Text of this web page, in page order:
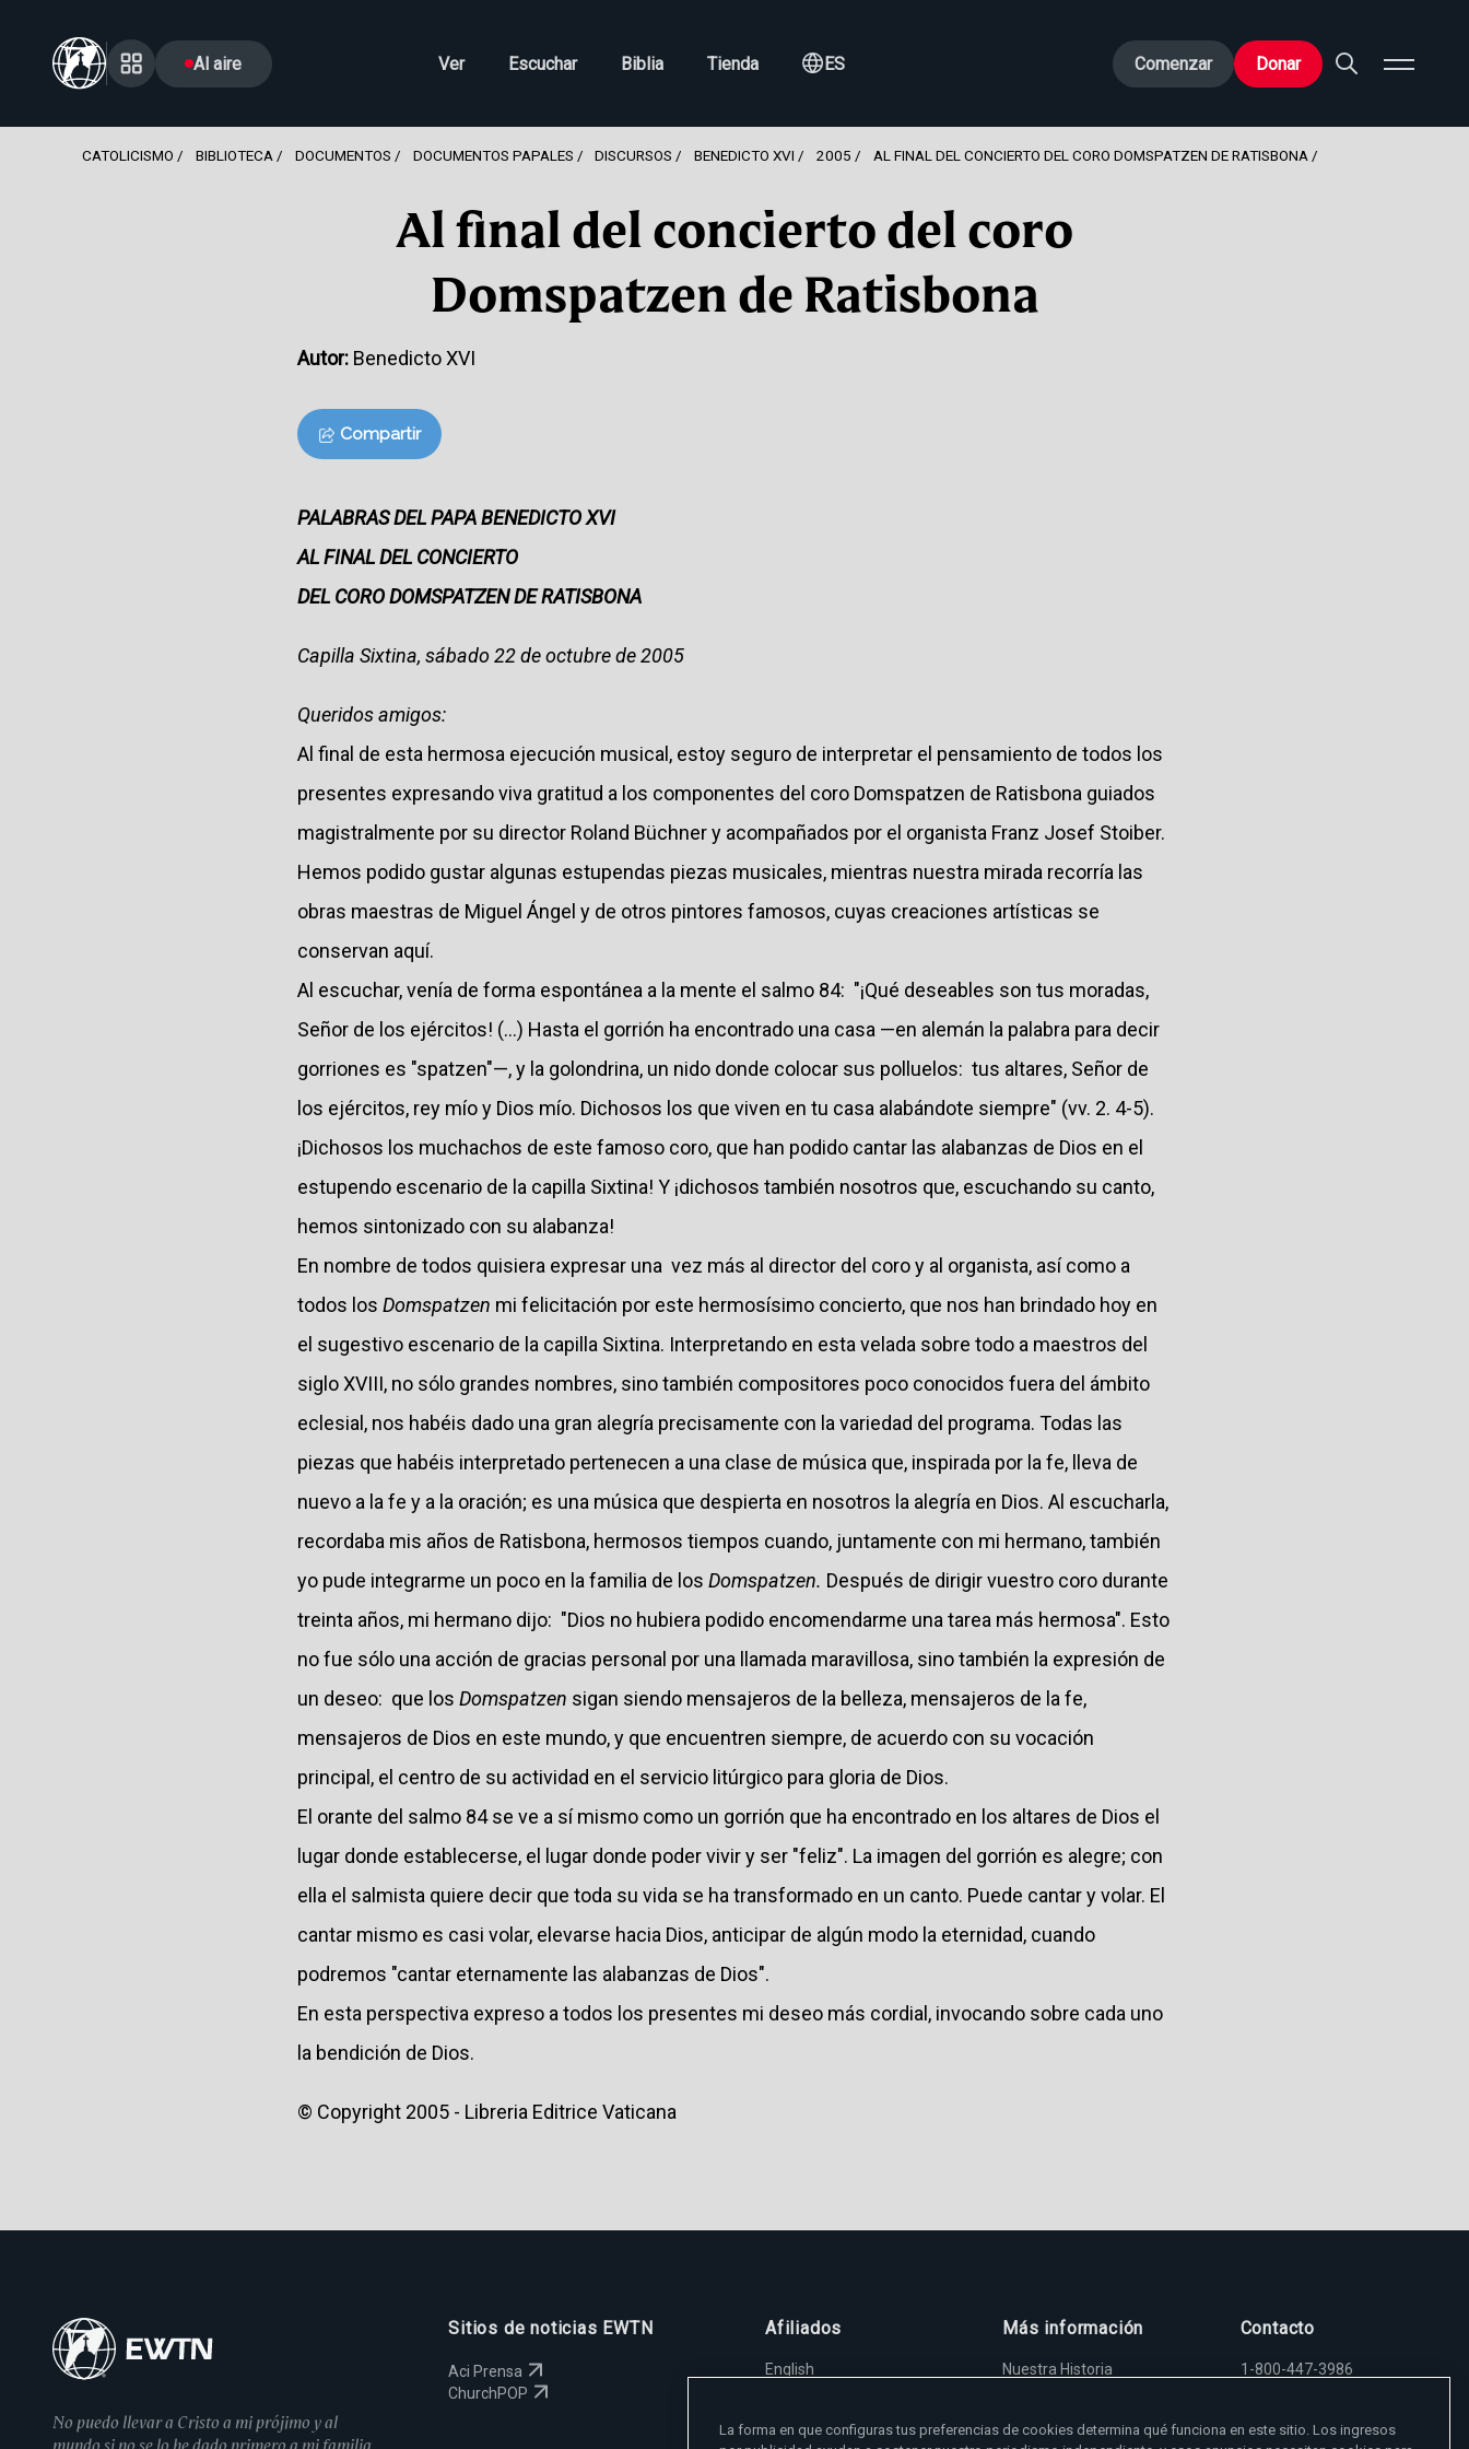
Al aire Ver Escuchar Biblia Tienda ES Comenzar Donar
CATOLICISMO BIBLIOTECA DOCUMENTOS DOCUMENTOS PAPALES DISCURSOS BENEDICTO XVI 2005 AL FINAL DEL CONCIERTO DEL CORO DOMSPATZEN DE RATISBONA
Al final del concierto del coro
Domspatzen de Ratisbona
Autor: Benedicto XVI
Compartir
PALABRAS DEL PAPA BENEDICTO XVI
AL FINAL DEL CONCIERTO
DEL CORO DOMSPATZEN DE RATISBONA
Capilla Sixtina, sábado 22 de octubre de 2005
Queridos amigos:
Al final de esta hermosa ejecución musical, estoy seguro de interpretar el pensamiento de todos los
presentes expresando viva gratitud a los componentes del coro Domspatzen de Ratisbona guiados
magistralmente por su director Roland Büchner y acompañados por el organista Franz Josef Stoiber.
Hemos podido gustar algunas estupendas piezas musicales, mientras nuestra mirada recorría las
obras maestras de Miguel Ángel y de otros pintores famosos, cuyas creaciones artísticas se
conservan aquí.
Al escuchar, venía de forma espontánea a la mente el salmo 84: "¡Qué deseables son tus moradas,
Señor de los ejércitos! (...) Hasta el gorrión ha encontrado una casa —en alemán la palabra para decir
gorriones es "spatzen"—, y la golondrina, un nido donde colocar sus polluelos: tus altares, Señor de
los ejércitos, rey mío y Dios mío. Dichosos los que viven en tu casa alabándote siempre" (vv. 2. 4-5).
¡Dichosos los muchachos de este famoso coro, que han podido cantar las alabanzas de Dios en el
estupendo escenario de la capilla Sixtina! Y ¡dichosos también nosotros que, escuchando su canto,
hemos sintonizado con su alabanza!
En nombre de todos quisiera expresar una vez más al director del coro y al organista, así como a
todos los Domspatzen mi felicitación por este hermosísimo concierto, que nos han brindado hoy en
el sugestivo escenario de la capilla Sixtina. Interpretando en esta velada sobre todo a maestros del
siglo XVIII, no sólo grandes nombres, sino también compositores poco conocidos fuera del ámbito
eclesial, nos habéis dado una gran alegría precisamente con la variedad del programa. Todas las
piezas que habéis interpretado pertenecen a una clase de música que, inspirada por la fe, lleva de
nuevo a la fe y a la oración; es una música que despierta en nosotros la alegría en Dios. Al escucharla,
recordaba mis años de Ratisbona, hermosos tiempos cuando, juntamente con mi hermano, también
yo pude integrarme un poco en la familia de los Domspatzen. Después de dirigir vuestro coro durante
treinta años, mi hermano dijo: "Dios no hubiera podido encomendarme una tarea más hermosa". Esto
no fue sólo una acción de gracias personal por una llamada maravillosa, sino también la expresión de
un deseo: que los Domspatzen sigan siendo mensajeros de la belleza, mensajeros de la fe,
mensajeros de Dios en este mundo, y que encuentren siempre, de acuerdo con su vocación
principal, el centro de su actividad en el servicio litúrgico para gloria de Dios.
El orante del salmo 84 se ve a sí mismo como un gorrión que ha encontrado en los altares de Dios el
lugar donde establecerse, el lugar donde poder vivir y ser "feliz". La imagen del gorrión es alegre; con
ella el salmista quiere decir que toda su vida se ha transformado en un canto. Puede cantar y volar. El
cantar mismo es casi volar, elevarse hacia Dios, anticipar de algún modo la eternidad, cuando
podremos "cantar eternamente las alabanzas de Dios".
En esta perspectiva expreso a todos los presentes mi deseo más cordial, invocando sobre cada uno
la bendición de Dios.
© Copyright 2005 - Libreria Editrice Vaticana
No puedo llevar a Cristo a mi prójimo y al
Sitios de noticias EWTN
Aci Prensa
ChurchPOP
Afiliados
English
Magyar
Más información
Nuestra Historia
Empleos
EWTN en todas partes
Contacto
1-800-447-3986
viewer@ewtn.com
EIN: 63-0801391
La forma en que configuras tus preferencias de cookies determina qué funciona en este sitio. Los ingresos